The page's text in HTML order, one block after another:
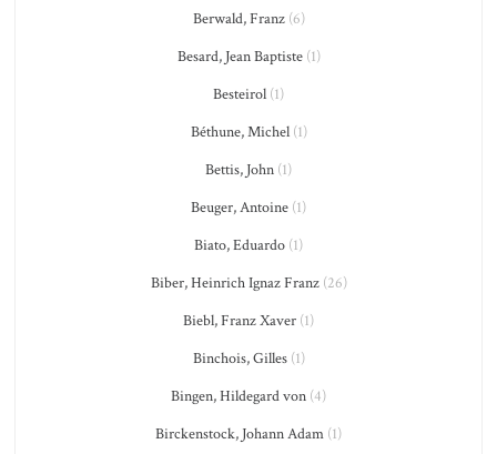
Berwald, Franz(6)
Besard, Jean Baptiste(1)
Besteirol (1)
Béthune, Michel(1)
Bettis, John (1)
Beuger, Antoine (1)
Biato, Eduardo (1)
Biber, Heinrich Ignaz Franz(26)
Biebl, Franz Xaver (1)
Binchois, Gilles(1)
Bingen, Hildegard von (4)
Birckenstock, Johann Adam (1)